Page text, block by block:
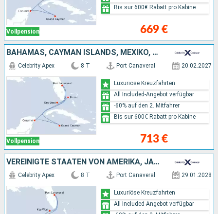
Vollpension 669 €
Bis sur 600€ Rabatt pro Kabine
BAHAMAS, CAYMAN ISLANDS, MEXIKO, VEREINIGTE STAATEN VON AMERIKA
Vollpension
Celebrity Apex 8 T Port Canaveral 20.02.2027
713 €
Luxuriöse Kreuzfahrten
All Included-Angebot verfügbar
-60% auf den 2. Mitfahrer
Bis sur 600€ Rabatt pro Kabine
VEREINIGTE STAATEN VON AMERIKA, JAMAIKA, CAYMAN ISLANDS
Celebrity Apex 8 T Port Canaveral 29.01.2028
Luxuriöse Kreuzfahrten
All Included-Angebot verfügbar